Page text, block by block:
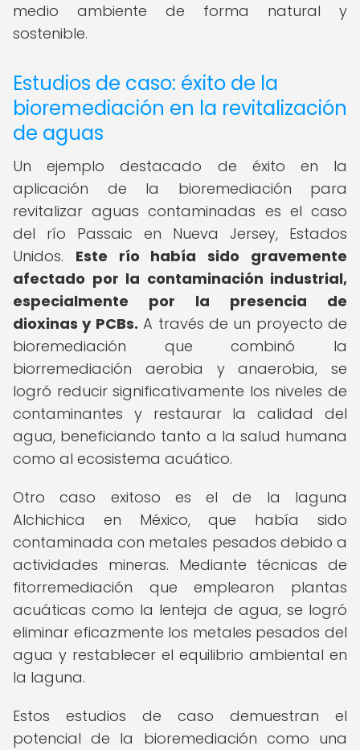
medio ambiente de forma natural y
sostenible.
Estudios de caso: éxito de la
bioremediación en la revitalización
de aguas
Un ejemplo destacado de éxito en la
aplicación de la bioremediación para
revitalizar aguas contaminadas es el caso
del río Passaic en Nueva Jersey, Estados
Unidos. Este río había sido gravemente
afectado por la contaminación industrial,
especialmente por la presencia de
dioxinas y PCBs. A través de un proyecto de
bioremediación que combinó la
biorremediación aerobia y anaerobia, se
logró reducir significativamente los niveles de
contaminantes y restaurar la calidad del
agua, beneficiando tanto a la salud humana
como al ecosistema acuático.
Otro caso exitoso es el de la laguna
Alchichica en México, que había sido
contaminada con metales pesados debido a
actividades mineras. Mediante técnicas de
fitorremediación que emplearon plantas
acuáticas como la lenteja de agua, se logró
eliminar eficazmente los metales pesados del
agua y restablecer el equilibrio ambiental en
la laguna.
Estos estudios de caso demuestran el
potencial de la bioremediación como una